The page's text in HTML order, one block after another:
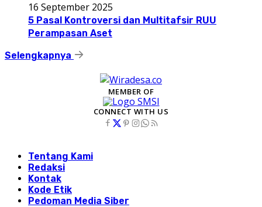
16 September 2025
5 Pasal Kontroversi dan Multitafsir RUU
Perampasan Aset
Selengkapnya
MEMBER OF
CONNECT WITH US
Tentang Kami
Redaksi
Kontak
Kode Etik
Pedoman Media Siber